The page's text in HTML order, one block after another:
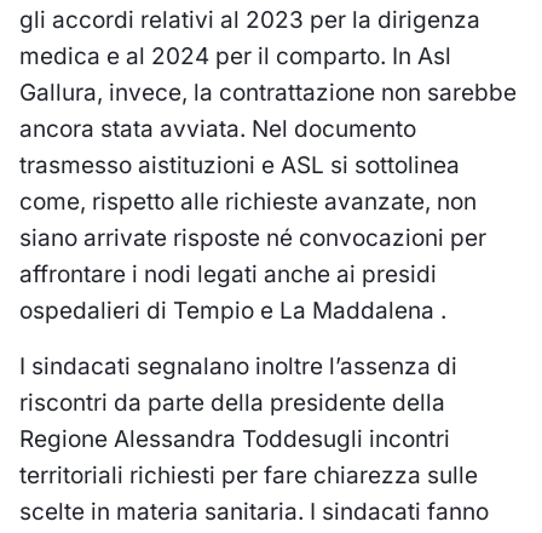
gli accordi relativi al 2023 per la dirigenza
medica e al 2024 per il comparto. In Asl
Gallura, invece, la contrattazione non sarebbe
ancora stata avviata. Nel documento
trasmesso aistituzioni e ASL si sottolinea
come, rispetto alle richieste avanzate, non
siano arrivate risposte né convocazioni per
affrontare i nodi legati anche ai presidi
ospedalieri di Tempio e La Maddalena .
I sindacati segnalano inoltre l’assenza di
riscontri da parte della presidente della
Regione Alessandra Toddesugli incontri
territoriali richiesti per fare chiarezza sulle
scelte in materia sanitaria. I sindacati fanno